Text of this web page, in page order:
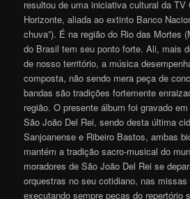
resultou de uma iniciativa cultural da TV
Horizonte, aliada ao extinto Banco
chuva”). É na região do Rio das Mortes
do Brasil tem seu ponto forte. Ali, mais
de nosso território, a música
composta, não sendo mera peça de
bandas são tradições fortemente
região. O presente álbum foi gravado
São João Del Rei, sendo desta última
Sanjoanense e Ribeiro Bastos, ambas
mantém a tradição sacro-musical do
moradores de São João Del Rei se
orquestras no seu cotidiano, nas
executando sempre peças do repertório